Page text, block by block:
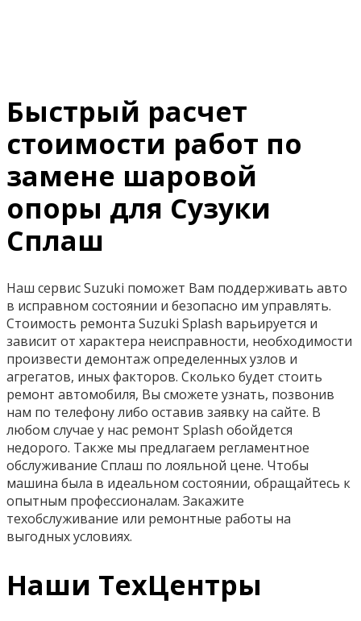
Быстрый расчет
стоимости работ по
замене шаровой
опоры для Сузуки
Сплаш
Наш сервис Suzuki поможет Вам поддерживать авто
в исправном состоянии и безопасно им управлять.
Стоимость ремонта Suzuki Splash варьируется и
зависит от характера неисправности, необходимости
произвести демонтаж определенных узлов и
агрегатов, иных факторов. Сколько будет стоить
ремонт автомобиля, Вы сможете узнать, позвонив
нам по телефону либо оставив заявку на сайте. В
любом случае у нас ремонт Splash обойдется
недорого. Также мы предлагаем регламентное
обслуживание Сплаш по лояльной цене. Чтобы
машина была в идеальном состоянии, обращайтесь к
опытным профессионалам. Закажите
техобслуживание или ремонтные работы на
выгодных условиях.
Наши ТехЦентры